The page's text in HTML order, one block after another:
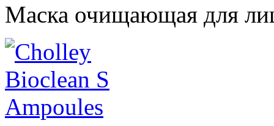
Маска очищающая для